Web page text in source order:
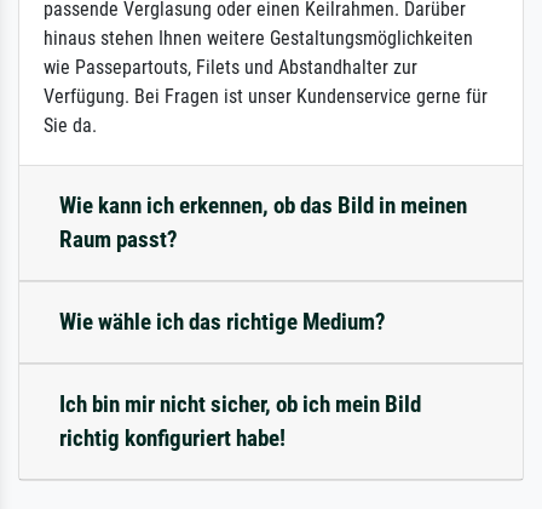
passende Verglasung oder einen Keilrahmen. Darüber
hinaus stehen Ihnen weitere Gestaltungsmöglichkeiten
wie Passepartouts, Filets und Abstandhalter zur
Verfügung. Bei Fragen ist unser Kundenservice gerne für
Sie da.
Wie kann ich erkennen, ob das Bild in meinen
Raum passt?
Wie wähle ich das richtige Medium?
Ich bin mir nicht sicher, ob ich mein Bild
richtig konfiguriert habe!